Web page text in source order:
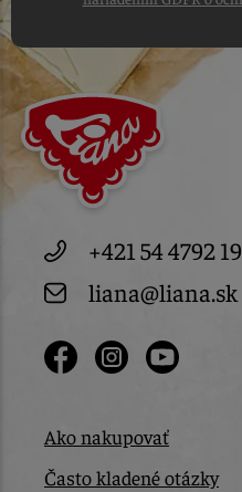
+421 54 4792
liana@liana.sk
Ako nakupovať
Často kladené otázky